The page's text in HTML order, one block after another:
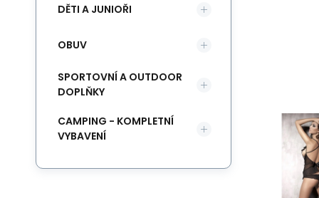
DĚTI A JUNIOŘI
OBUV
SPORTOVNÍ A OUTDOOR
DOPLŇKY
CAMPING - KOMPLETNÍ
VYBAVENÍ